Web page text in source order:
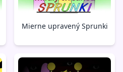
Mierne upravený Sprunki